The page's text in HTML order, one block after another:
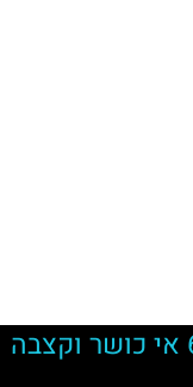
אישור זכאות ל75% נכות, 65% אי כושר וקצבה